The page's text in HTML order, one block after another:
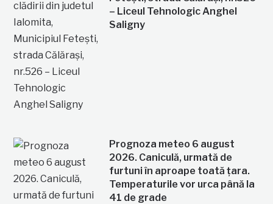
– Liceul Tehnologic Anghel
Saligny
Prognoza meteo 6 august
2026. Caniculă, urmată de
furtuni în aproape toată țara.
Temperaturile vor urca până la
41 de grade